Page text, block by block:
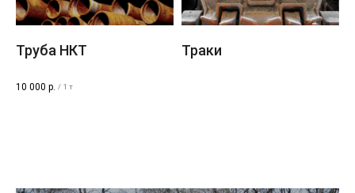
Труба НКТ
10 000 р. / 1 т
Траки